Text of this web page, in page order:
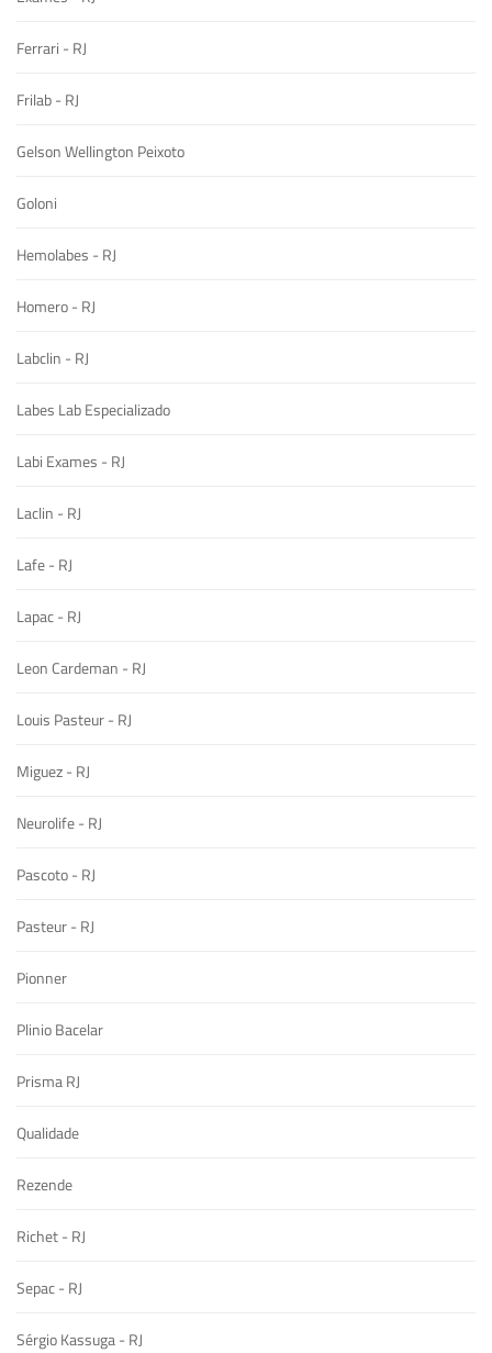
Ferrari - RJ
Frilab - RJ
Gelson Wellington Peixoto
Goloni
Hemolabes - RJ
Homero - RJ
Labclin - RJ
Labes Lab Especializado
Labi Exames - RJ
Laclin - RJ
Lafe - RJ
Lapac - RJ
Leon Cardeman - RJ
Louis Pasteur - RJ
Miguez - RJ
Neurolife - RJ
Pascoto - RJ
Pasteur - RJ
Pionner
Plinio Bacelar
Prisma RJ
Qualidade
Rezende
Richet - RJ
Sepac - RJ
Sérgio Kassuga - RJ